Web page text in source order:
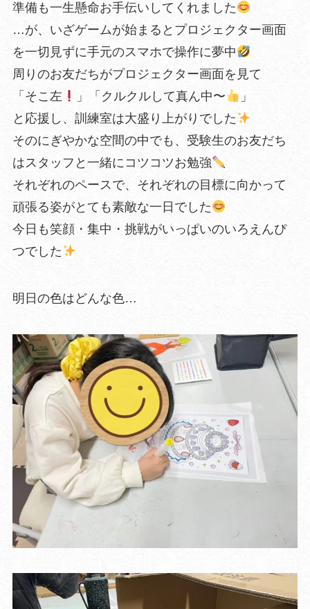
準備も一生懸命お手伝いしてくれました
…が、いざゲームが始まるとプロジェクター画面
を一切見ずに手元のスマホで操作に夢中
周りのお友だちがプロジェクター画面を見て
「そこ左
」「クルクルして真ん中〜
」
と応援し、訓練室は大盛り上がりでした
そのにぎやかな空間の中でも、受験生のお友だち
はスタッフと一緒にコツコツお勉強
それぞれのペースで、それぞれの目標に向かって
頑張る姿がとても素敵な一日でした
今日も笑顔・集中・挑戦がいっぱいのいろえんぴ
つでした
明日の色はどんな色…